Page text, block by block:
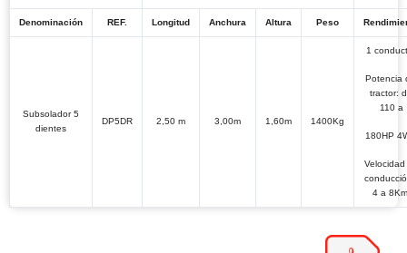
Denominación REF. Longitud Anchura Altura Peso
Subsolador 5
dientes
DP5DR 2,50 m 3,00m 1,60m 1400Kg
1
Potencia
tractor:
110 a
180HP
Velocidad
4 a